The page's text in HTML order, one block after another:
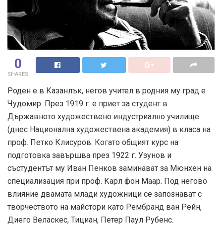
0
SHARES
Роден е в Казанлък, негов учител в родния му град е
Чудомир. През 1919 г. е приет за студент в
Държавното художествено индустриално училище
(днес Национална художествена академия) в класа на
проф. Петко Клисуров. Когато общият курс на
подготовка завършва през 1922 г. Узунов и
състудентът му Иван Пенков заминават за Мюнхен на
специализация при проф. Карл фон Маар. Под негово
влияние двамата млади художници се запознават с
творчеството на майстори като Рембранд ван Рейн,
Диего Веласкес, Тициан, Петер Паул Рубенс.